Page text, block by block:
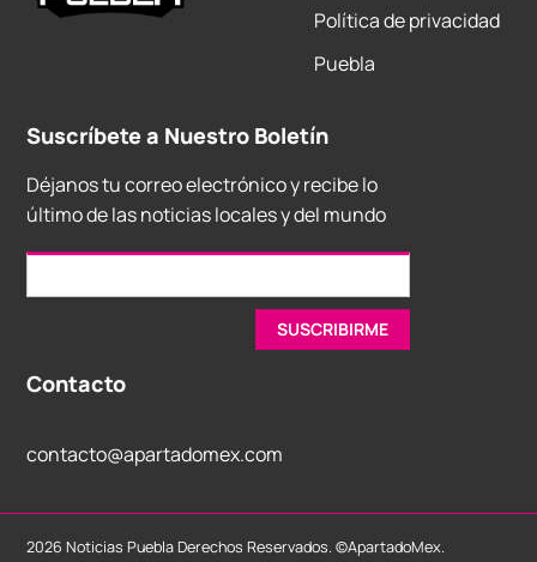
Política de privacidad
Puebla
Suscríbete a Nuestro Boletín
Déjanos tu correo electrónico y recibe lo
último de las noticias locales y del mundo
Contacto
contacto@apartadomex.com
2026 Noticias Puebla Derechos Reservados. ©ApartadoMex.